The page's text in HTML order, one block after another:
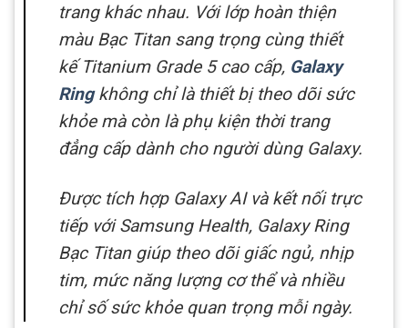
trang khác nhau. Với lớp hoàn thiện
màu Bạc Titan sang trọng cùng thiết
kế Titanium Grade 5 cao cấp, Galaxy
Ringkhông chỉ là thiết bị theo dõi sức
khỏe mà còn là phụ kiện thời trang
đẳng cấp dành cho người dùng Galaxy.
Được tích hợp Galaxy AI và kết nối trực
tiếp với Samsung Health, Galaxy Ring
Bạc Titan giúp theo dõi giấc ngủ, nhịp
tim, mức năng lượng cơ thể và nhiều
chỉ số sức khỏe quan trọng mỗi ngày.